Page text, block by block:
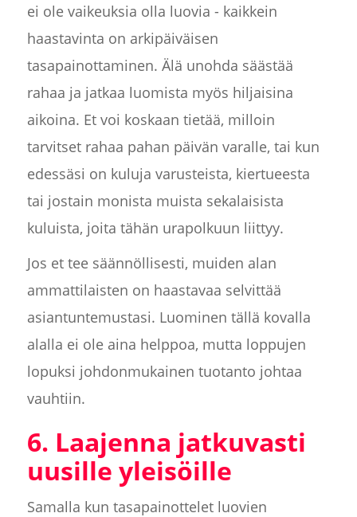
ei ole vaikeuksia olla luovia - kaikkein
haastavinta on arkipäiväisen
tasapainottaminen. Älä unohda säästää
rahaa ja jatkaa luomista myös hiljaisina
aikoina. Et voi koskaan tietää, milloin
tarvitset rahaa pahan päivän varalle, tai kun
edessäsi on kuluja varusteista, kiertueesta
tai jostain monista muista sekalaisista
kuluista, joita tähän urapolkuun liittyy.
Jos et tee säännöllisesti, muiden alan
ammattilaisten on haastavaa selvittää
asiantuntemustasi. Luominen tällä kovalla
alalla ei ole aina helppoa, mutta loppujen
lopuksi johdonmukainen tuotanto johtaa
vauhtiin.
6. Laajenna jatkuvasti
uusille yleisöille
Samalla kun tasapainottelet luovien